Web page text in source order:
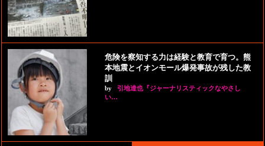
危険を察知する力は経験と教育で育つ。熊
本地震とイオンモール爆発事故が残した教
訓
by
引地達也『ジャーナリスティックなやさし
い…